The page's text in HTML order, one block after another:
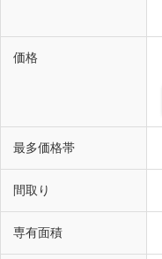
価格
最多価格帯
間取り
専有面積